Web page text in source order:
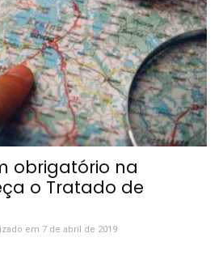
obrigatório na
o Tratado de
em 7 de abril de 2019